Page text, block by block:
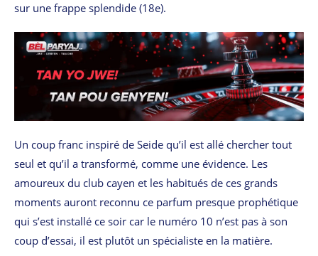
sur une frappe splendide (18e).
Un coup franc inspiré de Seide qu’il est allé chercher tout
seul et qu’il a transformé, comme une évidence. Les
amoureux du club cayen et les habitués de ces grands
moments auront reconnu ce parfum presque prophétique
qui s’est installé ce soir car le numéro 10 n’est pas à son
coup d’essai, il est plutôt un spécialiste en la matière.